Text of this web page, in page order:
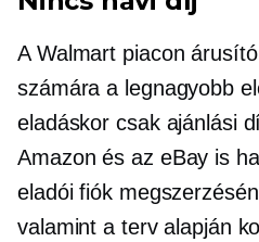
A Walmart piacon
számára a legnagyobb
eladáskor csak ajánlási
Amazon és az eBay is
eladói fiók
valamint a terv alapján